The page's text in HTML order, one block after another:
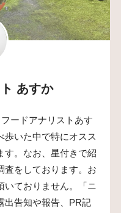
あすか
ードアナリストあす
歩いた中で特にオスス
す。なお、星付きで紹
査をしております。お
いておりません。「ニ
出告知や報告、PR記